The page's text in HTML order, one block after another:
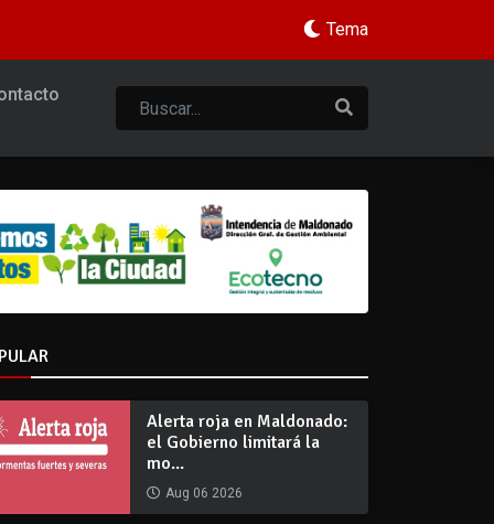
Tema
Alerta roja en Maldonado:
el Gobierno limitará la
mo...
Aug 06 2026